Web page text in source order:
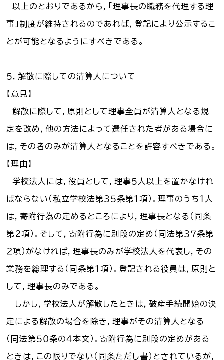
以上のとおりであるから，「理事長の職務を代理する理
事」制度が維持されるのであれば，登記により公示するこ
とが可能となるようにすべきである。
５．解散に際しての清算人について
【意見】
解散に際して，原則として理事全員が清算人となる規
定を改め，他の方法によって選任された者がある場合に
は，その者のみが清算人となることを許容すべきである。
【理由】
学校法人には，役員として，理事５人以上を置かなけれ
ばならない（私立学校法第３５条第１項）。理事のうち１人
は，寄附行為の定めるところにより，理事長となる（同条
第２項）。そして，寄附行為に別段の定め（同法第３７条第
２項）がなければ，理事長のみが学校法人を代表し，その
業務を総理する（同条第１項）。登記される役員は，原則と
して，理事長のみである。
しかし，学校法人が解散したときは，破産手続開始の決
定による解散の場合を除き，理事がその清算人となる
（同法第５０条の４本文）。寄附行為に別段の定めがある
ときは，この限りでない（同条ただし書）とされているが，